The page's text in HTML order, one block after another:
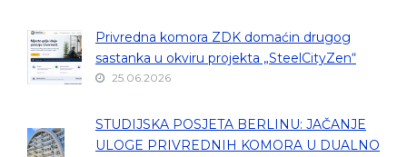
Privredna komora ZDK domaćin drugog
sastanka u okviru projekta „SteelCityZen“
25.06.2026
STUDIJSKA POSJETA BERLINU: JAČANJE
ULOGE PRIVREDNIH KOMORA U DUALNO